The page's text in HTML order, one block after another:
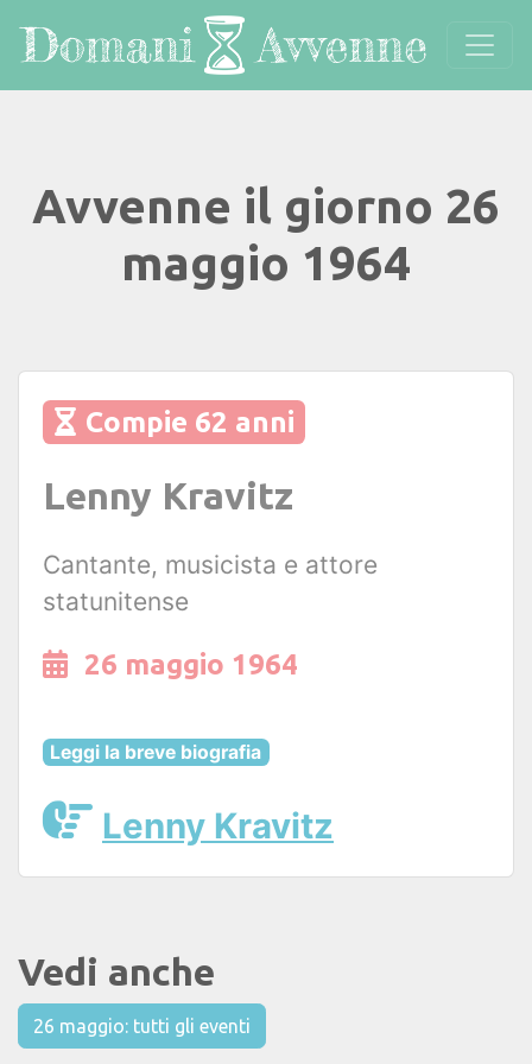
Avvenne il giorno 26
maggio 1964
Compie 62 anni
Lenny Kravitz
Cantante, musicista e attore
statunitense
26 maggio 1964
Leggi la breve biografia
Lenny Kravitz
Vedi anche
26 maggio: tutti gli eventi